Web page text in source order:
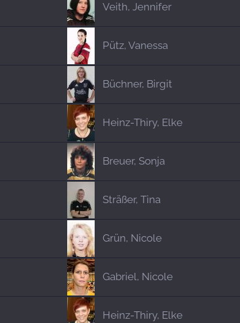
Veith, Jennifer
Pütz, Vanessa
Büchner, Birgit
Heinz-Thiry, Elke
Breuer, Sonja
Sträßer, Tina
Grün, Nicole
Gabriel, Nicole
Heinz-Thiry, Elke